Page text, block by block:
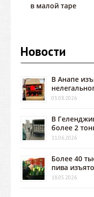
в малой таре
Новости
В Анапе
03.08.2026
В
более 2
11.06.2026
Более 40
пива
18.05.2026